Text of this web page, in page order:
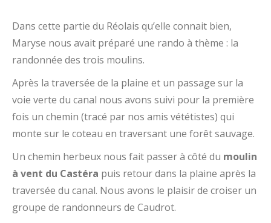
Dans cette partie du Réolais qu’elle connait bien,
Maryse nous avait préparé une rando à thème : la
randonnée des trois moulins.
Après la traversée de la plaine et un passage sur la
voie verte du canal nous avons suivi pour la première
fois un chemin (tracé par nos amis vététistes) qui
monte sur le coteau en traversant une forêt sauvage.
Un chemin herbeux nous fait passer à côté du moulin
à vent du Castéra puis retour dans la plaine après la
traversée du canal. Nous avons le plaisir de croiser un
groupe de randonneurs de Caudrot.